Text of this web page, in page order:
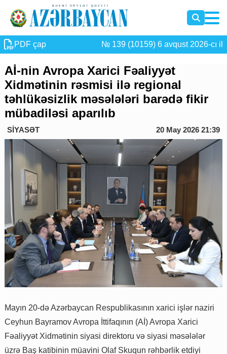
PDF çap № 139 (10159) 6 avqust 2026-cı il
Aİ-nin Avropa Xarici Fəaliyyət
Xidmətinin rəsmisi ilə regional
təhlükəsizlik məsələləri barədə fikir
mübadiləsi aparılıb
SİYASƏT 20 May 2026 21:39
Mayın 20-də Azərbaycan Respublikasının xarici işlər naziri
Ceyhun Bayramov Avropa İttifaqının (Aİ) Avropa Xarici
Fəaliyyət Xidmətinin siyasi direktoru və siyasi məsələlər
üzrə Baş katibinin müavini Olaf Skuqun rəhbərlik etdiyi